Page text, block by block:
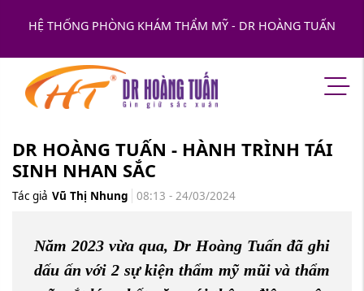
HỆ THỐNG PHÒNG KHÁM THẨM MỸ - DR HOÀNG TUẤN
DR HOÀNG TUẤN - HÀNH TRÌNH TÁI
SINH NHAN SẮC
Tác giả Vũ Thị Nhung 08:13 - 24/03/2024
Năm 2023 vừa qua, Dr Hoàng Tuấn đã ghi
dấu ấn với 2 sự kiện thẩm mỹ mũi và thẩm